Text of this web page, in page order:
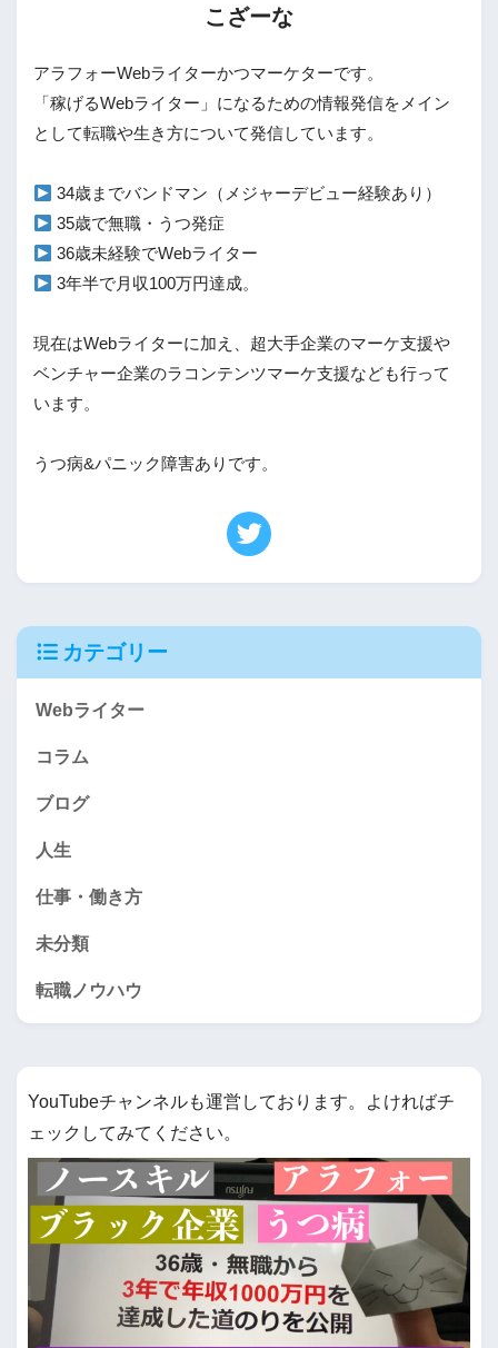
こざーな
アラフォーWebライターかつマーケターです。
「稼げるWebライター」になるための情報発信をメイン
として転職や生き方について発信しています。
3年半で月収100万円達成。
現在はWebライターに加え、超大手企業のマーケ支援や
ベンチャー企業のラコンテンツマーケ支援なども行って
います。
うつ病&パニック障害ありです。
カテゴリー
Webライター
コラム
ブログ
人生
仕事・働き方
未分類
転職ノウハウ
YouTubeチャンネルも運営しております。よければチ
ェックしてみてください。